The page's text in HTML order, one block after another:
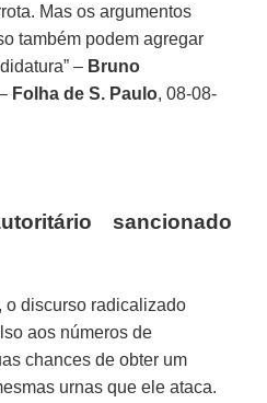
Mas os argumentos
também podem agregar
– Bruno
Folha de S. Paulo, 08-08-
sancionado
o discurso radicalizado
aos números de
chances de obter um
urnas que ele ataca.